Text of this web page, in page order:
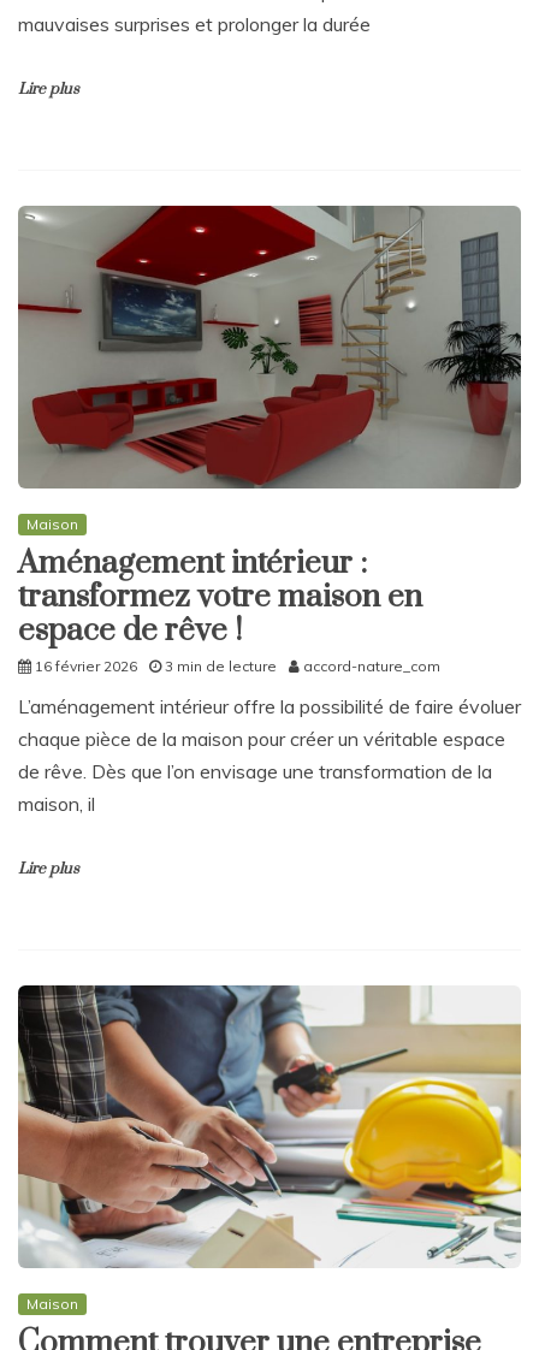
mauvaises surprises et prolonger la durée
Lire plus
Maison
Aménagement intérieur :
transformez votre maison en
espace de rêve !
16 février 2026 3 min de lecture accord-nature_com
L’aménagement intérieur offre la possibilité de faire évoluer
chaque pièce de la maison pour créer un véritable espace
de rêve. Dès que l’on envisage une transformation de la
maison, il
Lire plus
Maison